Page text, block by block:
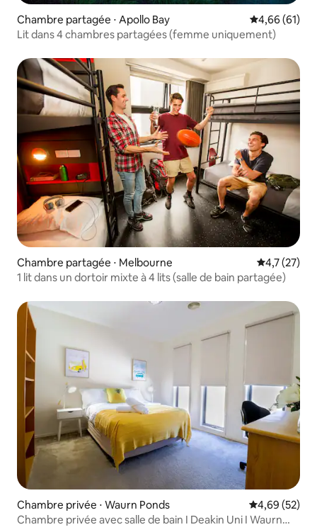
Chambre partagée ⋅ Apollo Bay Évaluation
4,66 (61)
Lit dans 4 chambres partagées (femme uniquement)
Chambre partagée ⋅ Melbourne Évaluation
4,7 (27)
1 lit dans un dortoir mixte à 4 lits (salle de bain partagée)
Chambre privée ⋅ Waurn Ponds Évaluation
4,69 (52)
Chambre privée avec salle de bain I Deakin Uni I Waurn